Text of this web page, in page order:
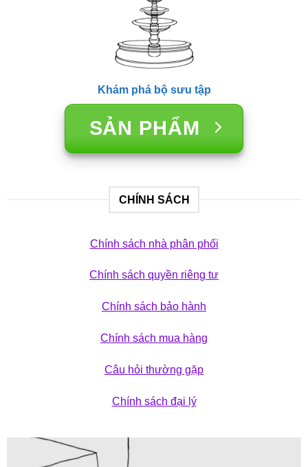
Khám phá bộ sưu tập
SẢN PHẨM
CHÍNH SÁCH
Chính sách nhà phân phối
Chính sách quyền riêng tư
Chính sách bảo hành
Chính sách mua hàng
Câu hỏi thường gặp
Chính sách đại lý